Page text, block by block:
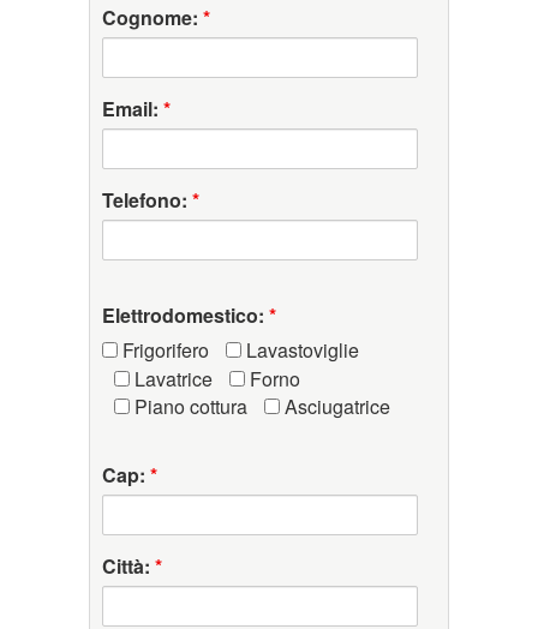
Cognome: *
Email: *
Telefono: *
Elettrodomestico: *
Frigorifero
Lavastoviglie
Lavatrice
Forno
Piano cottura
Asciugatrice
Cap: *
Città: *